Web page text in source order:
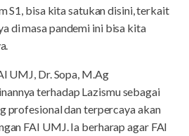
S1, bisa kita satukan disini, terkait
di masa pandemi ini bisa kita
UMJ, Dr. Sopa, M.Ag
terhadap Lazismu sebagai
profesional dan terpercaya akan
FAI UMJ. Ia berharap agar FAI